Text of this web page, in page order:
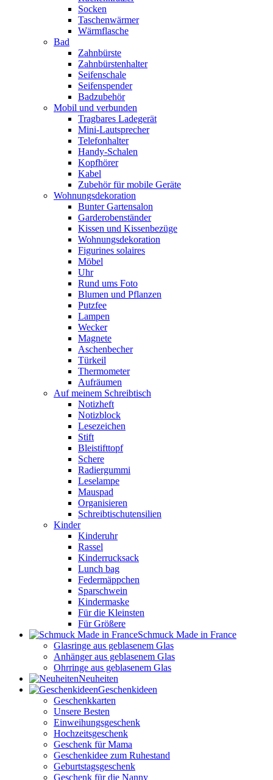
Socken
Taschenwärmer
Wärmflasche
Bad
Zahnbürste
Zahnbürstenhalter
Seifenschale
Seifenspender
Badzubehör
Mobil und verbunden
Tragbares Ladegerät
Mini-Lautsprecher
Telefonhalter
Handy-Schalen
Kopfhörer
Kabel
Zubehör für mobile Geräte
Wohnungsdekoration
Bunter Gartensalon
Garderobenständer
Kissen und Kissenbezüge
Wohnungsdekoration
Figurines solaires
Möbel
Uhr
Rund ums Foto
Blumen und Pflanzen
Putzfee
Lampen
Wecker
Magnete
Aschenbecher
Türkeil
Thermometer
Aufräumen
Auf meinem Schreibtisch
Notizheft
Notizblock
Lesezeichen
Stift
Bleistifttopf
Schere
Radiergummi
Leselampe
Mauspad
Organisieren
Schreibtischutensilien
Kinder
Kinderuhr
Rassel
Kinderrucksack
Lunch bag
Federmäppchen
Sparschwein
Kindermaske
Für die Kleinsten
Für Größere
Schmuck Made in France
Glasringe aus geblasenem Glas
Anhänger aus geblasenem Glas
Ohrringe aus geblasenem Glas
Neuheiten
Geschenkideen
Geschenkkarten
Unsere Besten
Einweihungsgeschenk
Hochzeitsgeschenk
Geschenk für Mama
Geschenkidee zum Ruhestand
Geburtstagsgeschenk
Geschenk für die Nanny